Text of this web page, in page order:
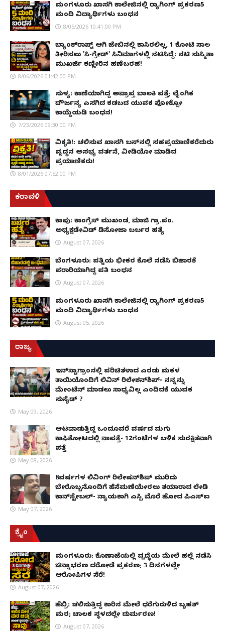
ಮಂಗಳೂರು ಖಾಸಗಿ ಕಾಲೇಜಿನಲ್ಲಿ ರ‌್ಯಾಗಿಂಗ್ ಪ್ರಕರಣ5
ಮಂದಿ ವಿದ್ಯಾರ್ಥಿಗಳು ಬಂಧನ
8/05/2026 10:41:00 PM
ಬ್ಯಾಂಕ್‌ರಾಪ್ಟ್‌ ಆಗಿ ಜೇಬಿನಲ್ಲಿ ಕಾಸಿರಲಿಲ್ಲ, ₹1 ಕೋಟಿ ಸಾಲ
ತೀರಿಸಲು 'ಸಿ-ಗ್ರೇಡ್' ಸಿನಿಮಾಗಳಲ್ಲಿ ನಟಿಸಿದ್ದೆ: ನಟಿ ಸುಸ್ಮಿತಾ
ಮುಖರ್ಜಿ ಕಣ್ಣೀರಿನ ಹಣೆಬರಹ!
8/06/2026 01:42:00 PM
ಸುಳ್ಯ: ಕಾಣೆಯಾಗಿದ್ದ ಅಪ್ರಾಪ್ತ ಬಾಲಕಿ ಪತ್ತೆ; ಲೈಂಗಿಕ
ದೌರ್ಜನ್ಯ ಎಸಗಿದ ಕಡಬದ ಯುವಕ ಪೋಕ್ಸೋ
ಕಾಯ್ದೆಯಡಿ ಬಂಧನ!
7/23/2026 09:30:00 PM
ವಿಕೃತಿ!: ಚಲಿಸುವ ಖಾಸಗಿ ಬಸ್‌ನಲ್ಲಿ ಸಹಪ್ರಯಾಣಿಕರೆದುರು
ವೃದ್ಧನ ಅಸಭ್ಯ ವರ್ತನೆ, ವೀಡಿಯೋ ಮಾಡಿದ
ಪ್ರಯಾಣಿಕರು!
8/01/2026 07:52:00 PM
ಕರಾವಳಿ
ಕಾಪು: ಕಾಂಗ್ರೆಸ್ ಮುಖಂಡ, ಮಾಜಿ ಗ್ರಾ.ಪಂ.
ಅಧ್ಯಕ್ಷಡೇವಿಡ್ ಡಿಸೋಜಾ ಬರ್ಬರ ಹತ್ಯೆ
August 07, 2026
ಬೆಂಗಳೂರು: ಪತ್ನಿಯ ಭೀಕರ ಕೊಲೆ ನಡೆಸಿ ಬಿಹಾರಕ್ಕೆ
ಪರಾರಿಯಾಗಿದ್ದ ಪತಿ ಬಂಧನ
August 07, 2026
ಮಂಗಳೂರು ಖಾಸಗಿ ಕಾಲೇಜಿನಲ್ಲಿ ರ‌್ಯಾಗಿಂಗ್ ಪ್ರಕರಣ5
ಮಂದಿ ವಿದ್ಯಾರ್ಥಿಗಳು ಬಂಧನ
August 05, 2026
ರಾಜ್ಯ
ಇನ್​ಸ್ಟಾಗ್ರಾಂನಲ್ಲಿ ಪರಿಚಿತಳಾದ ಎರಡು ಮಕ್ಕಳ
ತಾಯಿಯೊಂದಿಗೆ ಲಿವಿನ್ ರಿಲೇಶನ್​ಶಿಪ್- ನನ್ನನ್ನು
ಮೇಂಟೆನ್ ಮಾಡಲು ಸಾಧ್ಯವಿಲ್ಲ ಎಂದಿದಕ್ಕೆ ಯುವಕ
ಸುಸೈಡ್ ?
May 09, 2026
ಆಟವಾಡುತ್ತಿದ್ದ ಒಂದೂವರೆ ವರ್ಷದ ಮಗು
ಕಾಫಿತೋಟದಲ್ಲಿ ನಾಪತ್ತೆ- 12ಗಂಟೆಗಳ ಬಳಿಕ ಸುರಕ್ಷಿತವಾಗಿ
ಪತ್ತೆ
May 08, 2026
8ವರ್ಷಗಳ ಲಿವಿಂಗ್‌ ರಿಲೇಷನ್‌ಶಿಪ್ ಮುರಿದು
ಬೇರೊಬ್ಬನೊಂದಿಗೆ ಹೆಸೆಮಣೆಯೇರಲು ತಯಾರಾದ ಲೇಡಿ
ಕಾನ್‌ಸ್ಟೇಬಲ್- ನ್ಯಾಯಕ್ಕಾಗಿ ಎಸ್ಪಿ ಮೊರೆ ಹೋದ ಪಿಎಸ್ಐ
May 07, 2026
ಕ್ರೈಂ
ಮಂಗಳೂರು: ಕೊಣಾಜೆಯಲ್ಲಿ ವೃದ್ಧೆಯ ಮೇಲೆ ಹಲ್ಲೆ ನಡೆಸಿ
ಚಿನ್ನಾಭರಣ ದರೋಡೆ ಪ್ರಕರಣ; 3 ದಿನಗಳಲ್ಲೇ
ಆರೋಪಿಗಳ ಸೆರೆ!
August 07, 2026
ಹೆಬ್ರಿ: ಚಲಿಸುತ್ತಿದ್ದ ಕಾರಿನ ಮೇಲೆ ಧರೆಗುರುಳಿದ ಬೃಹತ್
ಮರ; ಚಾಲಕ ಸ್ಥಳದಲ್ಲೇ ದುರ್ಮರಣ!
August 07, 2026